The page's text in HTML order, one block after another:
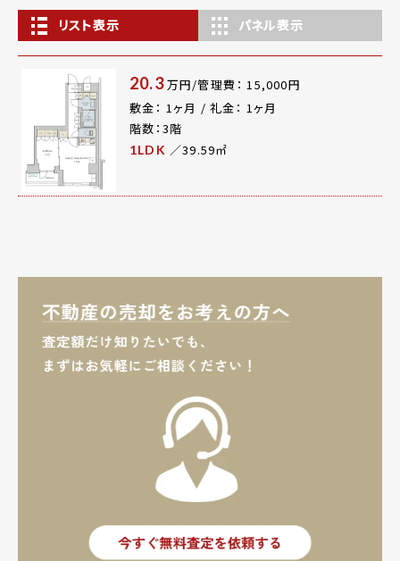
リスト表示 パネル表示
20.3万円/管理費： 15,000円
敷金： 1ヶ月 / 礼金： 1ヶ月
階数：3階
1LDK ／39.59㎡